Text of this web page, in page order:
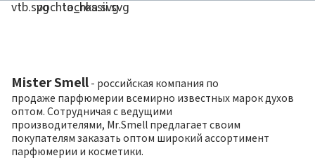
Mister Smell - российская компания по
продаже парфюмерии всемирно известных марок духов
оптом. Сотрудничая с ведущими
производителями, Mr.Smell предлагает своим
покупателям заказать оптом широкий ассортимент
парфюмерии и косметики.